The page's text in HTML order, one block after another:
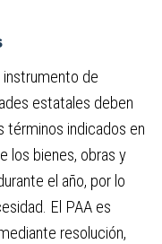
de
estatales deben
términos indicados en
los bienes, obras y
el año, por lo
El PAA es
resolución,